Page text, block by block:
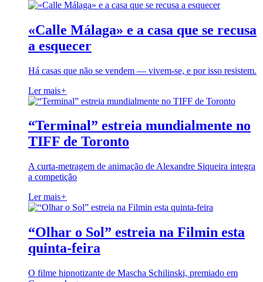
«Calle Málaga» e a casa que se recusa
a esquecer
Há casas que não se vendem — vivem-se, e por isso resistem.
Ler mais+
“Terminal” estreia mundialmente no
TIFF de Toronto
A curta-metragem de animação de Alexandre Siqueira integra
a competição
Ler mais+
“Olhar o Sol” estreia na Filmin esta
quinta-feira
O filme hipnotizante de Mascha Schilinski, premiado em